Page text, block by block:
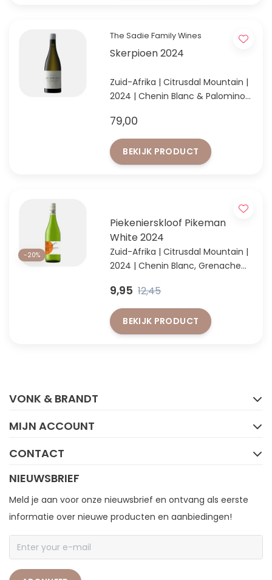
The Sadie Family Wines
Skerpioen 2024
Zuid-Afrika | Citrusdal Mountain |
2024 | Chenin Blanc & Palomino
iconische Mad-Max-vineyard
79,00
BEKIJK PRODUCT
-20%
Piekenierskloof Pikeman
White 2024
Zuid-Afrika | Citrusdal Mountain |
2024 | Chenin Blanc, Grenache
Nu met 20% korting! Zolang de
voorraad strekt
9,95 12,45
BEKIJK PRODUCT
VONK & BRANDT
MIJN ACCOUNT
CONTACT
NIEUWSBRIEF
Meld je aan voor onze nieuwsbrief en ontvang als eerste
informatie over nieuwe producten en aanbiedingen!